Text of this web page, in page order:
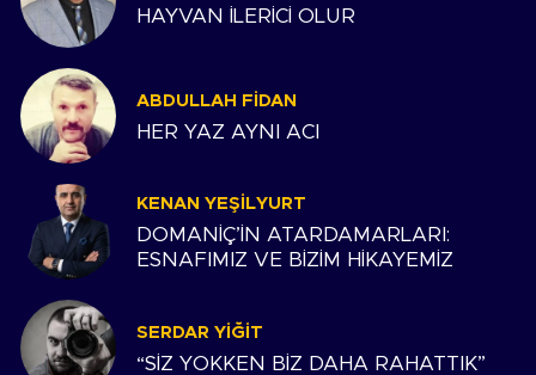
HAYVAN İLERİCİ OLUR
ABDULLAH FIDAN
HER YAZ AYNI ACI
KENAN YEŞILYURT
DOMANİÇ’İN ATARDAMARLARI:
ESNAFIMIZ VE BİZİM HİKAYEMİZ
SERDAR YIĞIT
“SİZ YOKKEN BİZ DAHA RAHATTIK”